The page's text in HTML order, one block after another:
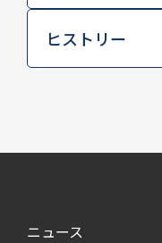
ヒストリー
ニュース